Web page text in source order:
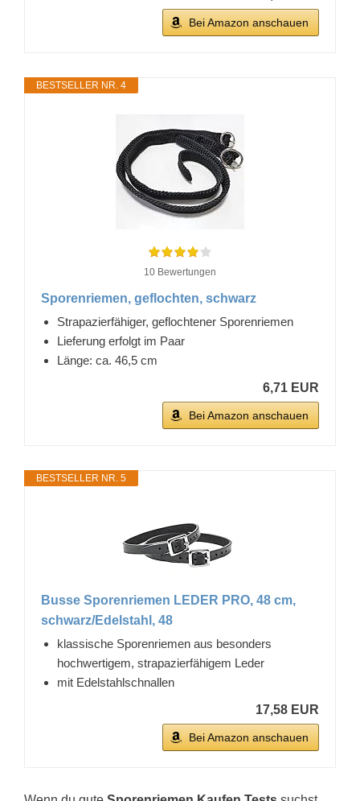
Bei Amazon anschauen
BESTSELLER NR. 4
10 Bewertungen
Sporenriemen, geflochten, schwarz
Strapazierfähiger, geflochtener Sporenriemen
Lieferung erfolgt im Paar
Länge: ca. 46,5 cm
6,71 EUR
Bei Amazon anschauen
BESTSELLER NR. 5
Busse Sporenriemen LEDER PRO, 48 cm,
schwarz/Edelstahl, 48
klassische Sporenriemen aus besonders
hochwertigem, strapazierfähigem Leder
mit Edelstahlschnallen
17,58 EUR
Bei Amazon anschauen